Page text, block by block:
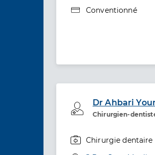
Type de convention
Conventionné
Dr Ahbari
Chirurgien-
Chirurgie dentaire